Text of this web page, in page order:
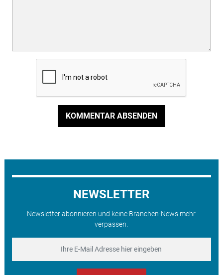
KOMMENTAR ABSENDEN
NEWSLETTER
Newsletter abonnieren und keine Branchen-News mehr
verpassen.